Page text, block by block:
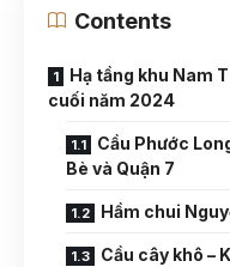
Contents
Hạ tầng khu Nam
cuối năm 2024
Cầu Phước
Bè và Quận 7
Hầm chui
Cầu cây khô –